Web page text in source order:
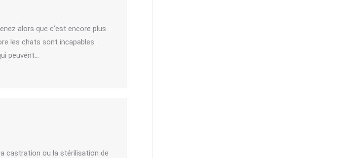
alors que c’est encore plus
les chats sont incapables
peuvent…
castration ou la stérilisation de